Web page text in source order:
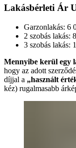
Lakásbérleti Ár
Garzonlakás: 6
2 szobás lakás:
3 szobás lakás:
Mennyibe kerül egy
hogy az adott
díjjal a „használt
kéz) rugalmasabb